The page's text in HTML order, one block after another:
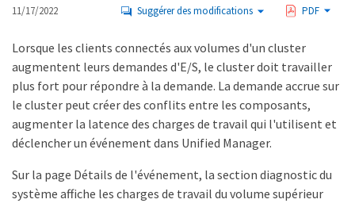
11/17/2022 Suggérer des modifications PDF
Lorsque les clients connectés aux volumes d'un cluster
augmentent leurs demandes d'E/S, le cluster doit travailler
plus fort pour répondre à la demande. La demande accrue sur
le cluster peut créer des conflits entre les composants,
augmenter la latence des charges de travail qui l'utilisent et
déclencher un événement dans Unified Manager.
Sur la page Détails de l'événement, la section diagnostic du
système affiche les charges de travail du volume supérieur